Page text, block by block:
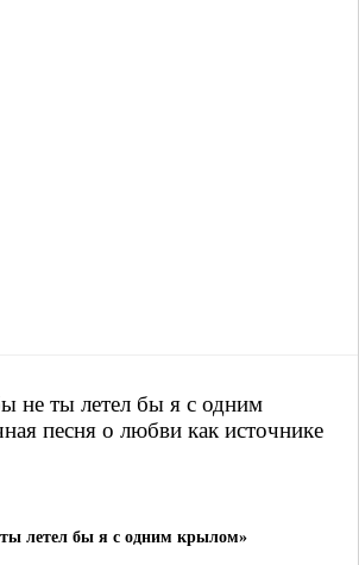
не ты летел бы я с одним
песня о любви как источнике
летел бы я с одним крылом»